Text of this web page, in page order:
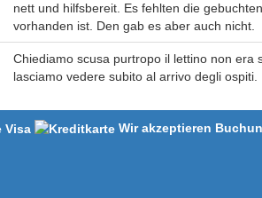
nett und hilfsbereit. Es fehlten die
vorhanden ist. Den gab es aber auch nicht.
Chiediamo scusa purtropo il lettino non
lasciamo vedere subito al arrivo degli ospiti.
Wir akzeptieren